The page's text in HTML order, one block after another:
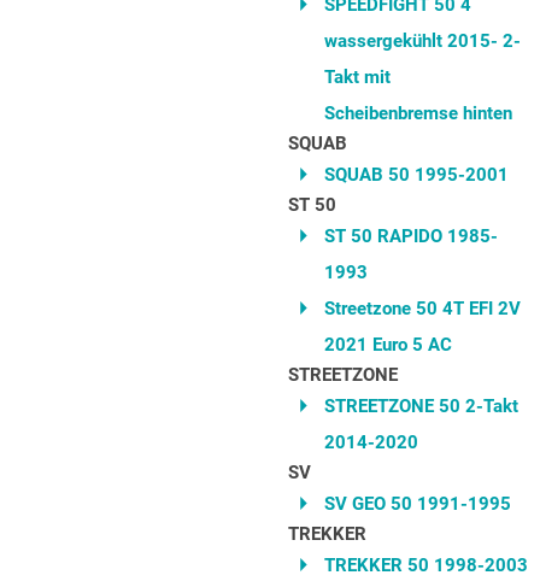
SPEEDFIGHT 50 4
wassergekühlt 2015- 2-
Takt mit
Scheibenbremse hinten
SQUAB
SQUAB 50 1995-2001
ST 50
ST 50 RAPIDO 1985-
1993
Streetzone 50 4T EFI 2V
2021 Euro 5 AC
STREETZONE
STREETZONE 50 2-Takt
2014-2020
SV
SV GEO 50 1991-1995
TREKKER
TREKKER 50 1998-2003